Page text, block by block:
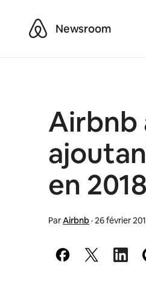
AirbnbNewsroom
Airbnb
en 2018
ParAirbnb·26 février